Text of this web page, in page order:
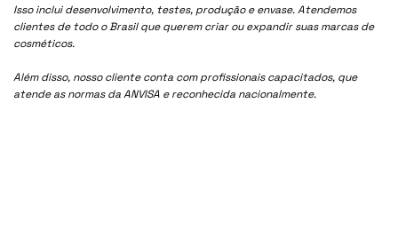
Isso inclui desenvolvimento, testes, produção e envase. Atendemos
clientes de todo o Brasil que querem criar ou expandir suas marcas de
cosméticos.
Além disso, nosso cliente conta com profissionais capacitados, que
atende as normas da ANVISA e reconhecida nacionalmente.